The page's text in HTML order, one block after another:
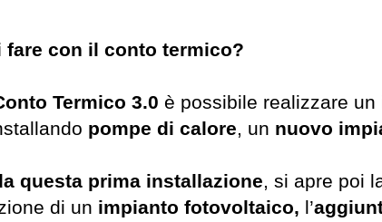
fare con il conto termico?
Termico 3.0 è possibile realizzare
pompe di calore, un nuovo
questa prima installazione, si apre poi
di un impianto fotovoltaico, l’